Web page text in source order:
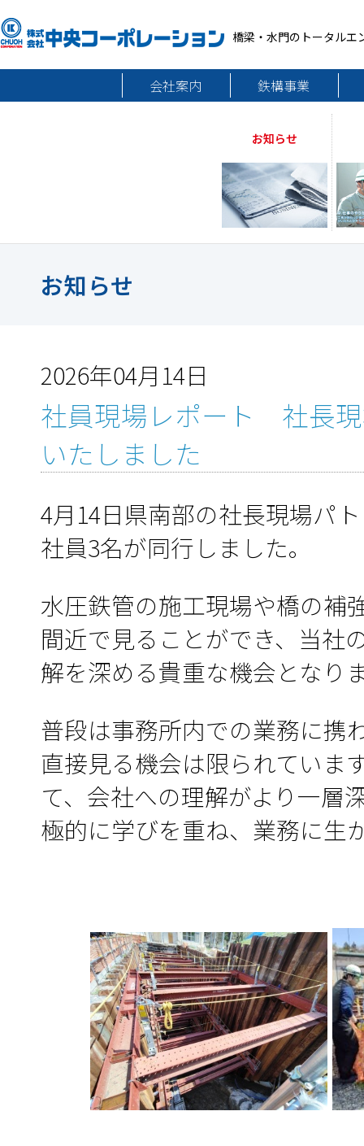
橋梁・水門のトータルエ
会社案内 鉄構事業
お知らせ
お知らせ
2026年04月14日
社員現場レポート 社長
いたしました
4月14日県南部の社長現場パ
社員3名が同行しました。
水圧鉄管の施工現場や橋の補
間近で見ることができ、当社
解を深める貴重な機会となり
普段は事務所内での業務に携
直接見る機会は限られていま
て、会社への理解がより一層
極的に学びを重ね、業務に生